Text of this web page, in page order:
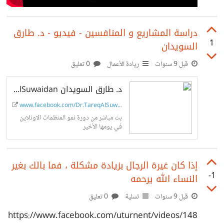
1
دراسة المشاريع و المنافسين - فيديو - د. طارق
السويدان
قبل 9 سنوات ريادة الأعمال
د. طارق السويدان Dr. Tareq AlSuwaidan
www.facebook.com/Dr.TareqAlSuwaid...
بث مباشر من دورة نمو المنظمات الاونلاين
في يومها الأخير
-1
‫إذا كان غيرة الرجال بزيادة مشكلة ، فما بالك بغير
النساء الله يرحمه
قبل 9 سنوات تسلية
https://www.facebook.com/uturnent/videos/148